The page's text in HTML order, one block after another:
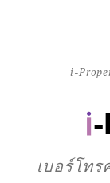
i-
เบอร์โท